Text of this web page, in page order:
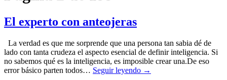
El experto con anteojeras
La verdad es que me sorprende que una persona tan sabia dé de
lado con tanta crudeza el aspecto esencial de definir inteligencia. Si
no sabemos qué es la inteligencia, es imposible crear una.De eso
error básico parten todos… Seguir leyendo →